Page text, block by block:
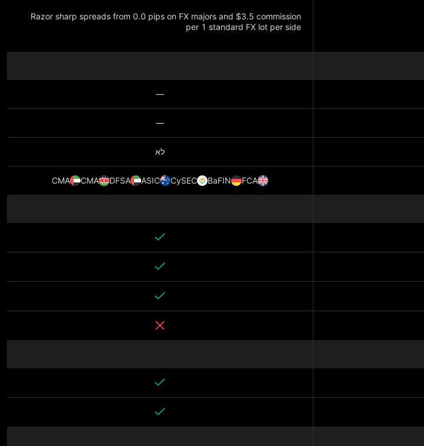
Razor sharp spreads from 0.0 pips on FX majors and $3.5 commission
per 1 standard FX lot per side
—
—
לא
FCA
BaFIN
CySEC
ASIC
DFSA
CMA
CMA